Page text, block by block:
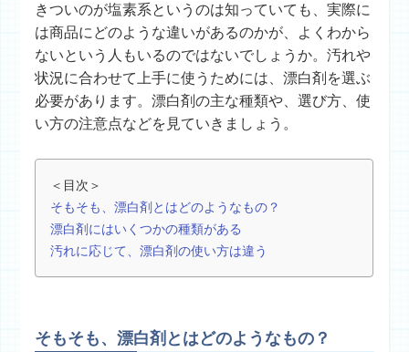
きついのが塩素系というのは知っていても、実際に
は商品にどのような違いがあるのかが、よくわから
ないという人もいるのではないでしょうか。汚れや
状況に合わせて上手に使うためには、漂白剤を選ぶ
必要があります。漂白剤の主な種類や、選び方、使
い方の注意点などを見ていきましょう。
＜目次＞
そもそも、漂白剤とはどのようなもの？
漂白剤にはいくつかの種類がある
汚れに応じて、漂白剤の使い方は違う
そもそも、漂白剤とはどのようなもの？